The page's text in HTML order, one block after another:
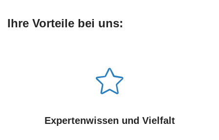
Ihre Vorteile bei uns:
Expertenwissen und Vielfalt